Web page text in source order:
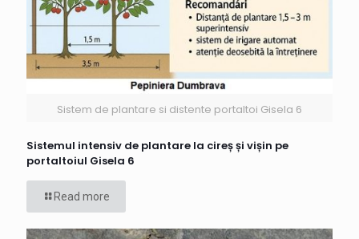
Sistem de plantare si distente portaltoi Gisela 6
Sistemul intensiv de plantare la cireș și vișin pe
portaltoiul Gisela 6
Read more